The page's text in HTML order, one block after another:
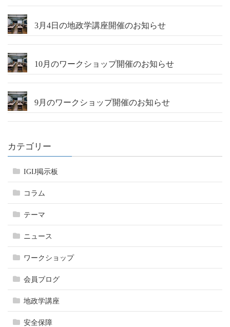
り
3月4日の地政学講座開催のお知らせ
10月のワークショップ開催のお知らせ
9月のワークショップ開催のお知らせ
カテゴリー
IGIJ掲示板
コラム
テーマ
ニュース
ワークショップ
会員ブログ
地政学講座
安全保障